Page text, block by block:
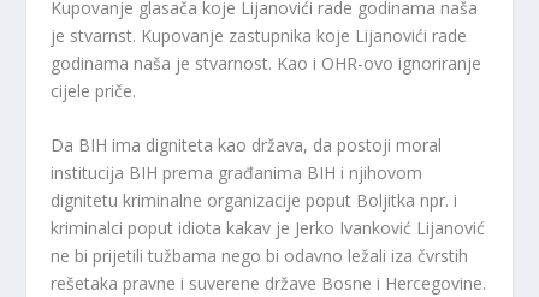
Kupovanje glasača koje Lijanovići rade godinama naša
je stvarnst. Kupovanje zastupnika koje Lijanovići rade
godinama naša je stvarnost. Kao i OHR-ovo ignoriranje
cijele priče.
Da BIH ima digniteta kao država, da postoji moral
institucija BIH prema građanima BIH i njihovom
dignitetu kriminalne organizacije poput Boljitka npr. i
kriminalci poput idiota kakav je Jerko Ivanković Lijanović
ne bi prijetili tužbama nego bi odavno ležali iza čvrstih
rešetaka pravne i suverene države Bosne i Hercegovine.